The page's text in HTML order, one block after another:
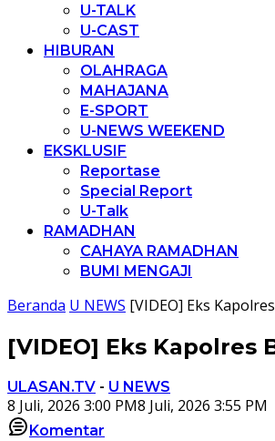
U-TALK
U-CAST
HIBURAN
OLAHRAGA
MAHAJANA
E-SPORT
U-NEWS WEEKEND
EKSKLUSIF
Reportase
Special Report
U-Talk
RAMADHAN
CAHAYA RAMADHAN
BUMI MENGAJI
Beranda U NEWS [VIDEO] Eks
[VIDEO] Eks Kapolres
ULASAN.TV - U NEWS
8 Juli, 2026 3:00 PM8 Juli, 2026 3:55 PM
Komentar